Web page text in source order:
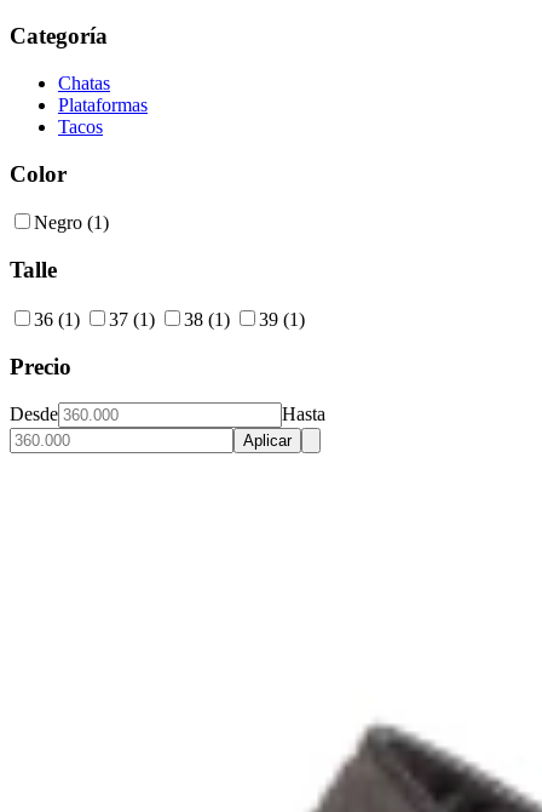
Categoría
Chatas
Plataformas
Tacos
Color
Negro (1)
Talle
36 (1) 37 (1) 38 (1) 39 (1)
Precio
Desde Hasta
Aplicar